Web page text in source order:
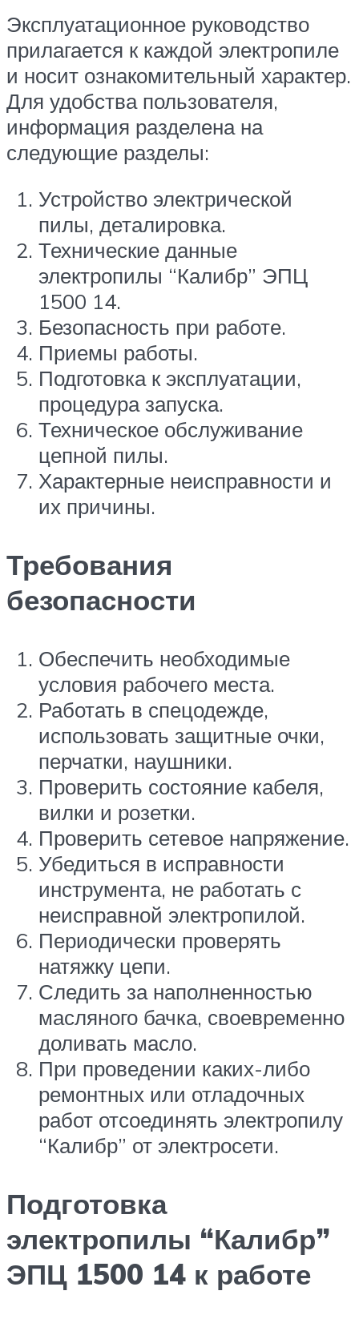
Эксплуатационное руководство
прилагается к каждой электропиле
и носит ознакомительный характер.
Для удобства пользователя,
информация разделена на
следующие разделы:
Устройство электрической
пилы, деталировка.
Технические данные
электропилы “Калибр” ЭПЦ
1500 14.
Безопасность при работе.
Приемы работы.
Подготовка к эксплуатации,
процедура запуска.
Техническое обслуживание
цепной пилы.
Характерные неисправности и
их причины.
Требования
безопасности
Обеспечить необходимые
условия рабочего места.
Работать в спецодежде,
использовать защитные очки,
перчатки, наушники.
Проверить состояние кабеля,
вилки и розетки.
Проверить сетевое напряжение.
Убедиться в исправности
инструмента, не работать с
неисправной электропилой.
Периодически проверять
натяжку цепи.
Следить за наполненностью
масляного бачка, своевременно
доливать масло.
При проведении каких-либо
ремонтных или отладочных
работ отсоединять электропилу
“Калибр” от электросети.
Подготовка
электропилы “Калибр”
ЭПЦ 1500 14 к работе